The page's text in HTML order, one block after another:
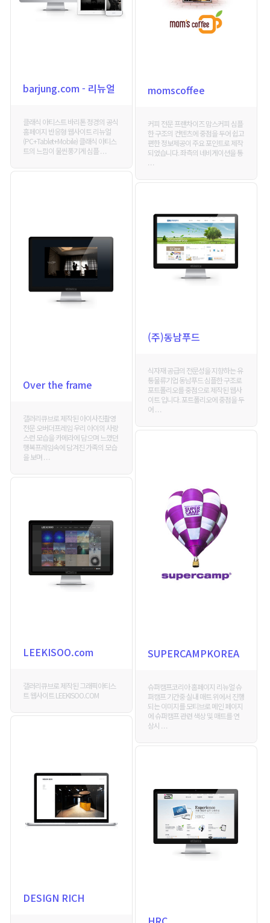
barjung.com - 리뉴얼
클래식 아티스트 바리톤 정경의 공식
홈페이지 반응형 웹사이트 리뉴얼
(PC+Tablet+Mobile) 클래식 아티스
트의 느낌이 물씬풍기게 심플 . . .
momscoffee
커피 전문 프랜차이즈 맘스커피 심플
한 구조의 컨텐츠에 중점을 두어 쉽고
편한 정보제공이 주요 포인트로 제작
되었습니다. 좌측의 네비게이션을 통
. . .
Over the frame
갤러리큐브로 제작된 아이사진촬영
전문 오버더프레임 우리 아이의 사랑
스런 모습을 카메라에 담으며 느꼈던
행복프레임속에 담겨진 가족의 모습
을 보며 . . .
(주)동남푸드
식자재 공급의 전문성을 지향하는 유
통물류기업 동남푸드 심플한 구조로
포트폴리오를 중점으로 제작된 웹사
이트 입니다. 포트폴리오에 중점을 두
어 . . .
SUPERCAMPKOREA
슈퍼캠프코리아 홈페이지 리뉴얼 슈
퍼캠프 기간중 실내 매트 위에서 진행
되는 이미지를 모티브로 메인 페이지
에 슈퍼캠프 관련 색상 및 매트를 연
상시 . . .
LEEKISOO.com
갤러리큐브로 제작된 그래픽아티스
트 웹사이트 LEEKISOO.COM
DESIGN RICH